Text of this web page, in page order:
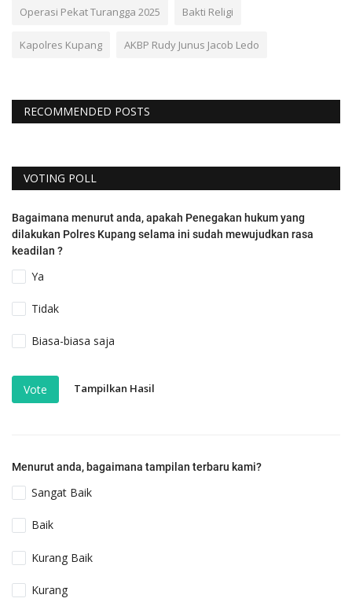
Operasi Pekat Turangga 2025 Bakti Religi
Kapolres Kupang AKBP Rudy Junus Jacob Ledo
RECOMMENDED POSTS
VOTING POLL
Bagaimana menurut anda, apakah Penegakan hukum yang
dilakukan Polres Kupang selama ini sudah mewujudkan rasa
keadilan ?
Ya
Tidak
Biasa-biasa saja
Vote Tampilkan Hasil
Menurut anda, bagaimana tampilan terbaru kami?
Sangat Baik
Baik
Kurang Baik
Kurang